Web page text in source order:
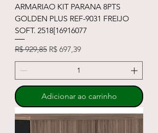
ARMARIAO KIT PARANA 8PTS
GOLDEN PLUS REF-9031 FREIJO
SOFT. 2518[16916077
Preço normal
R$ 929,85 Preço promocional
R$ 697,39
Adicionar ao carrinho